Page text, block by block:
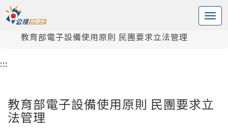
中央內容區塊
頭頁
教育部電子設備使用原則 民團要求立法管理
:::
教育部電子設備使用原則 民團要求立
法管理